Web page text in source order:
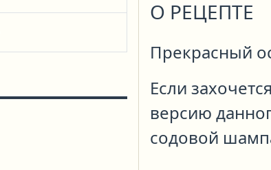
О РЕЦЕПТЕ
Прекрасный
Если
версию
содовой